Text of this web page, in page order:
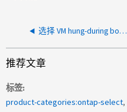
选择 VM hung-during boot - no login prompt.
推荐文章
标签
product-categories:ontap-select